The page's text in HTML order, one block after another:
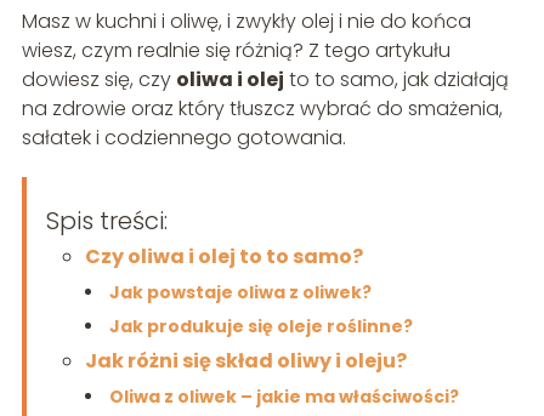
Masz w kuchni i oliwę, i zwykły olej i nie do końca
wiesz, czym realnie się różnią? Z tego artykułu
dowiesz się, czy oliwa i olej to to samo, jak działają
na zdrowie oraz który tłuszcz wybrać do smażenia,
sałatek i codziennego gotowania.
Spis treści:
Czy oliwa i olej to to samo?
Jak powstaje oliwa z oliwek?
Jak produkuje się oleje roślinne?
Jak różni się skład oliwy i oleju?
Oliwa z oliwek – jakie ma właściwości?